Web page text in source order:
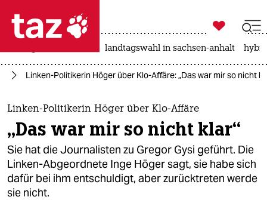
 taz zahl ich
taz zahl ich
themen
politik
öko
gesellschaft

taz zahl ich
landtagswahl in sachsen-anhalt
Linken-Politikerin Höger über Klo-Affäre: „Das war mir so nicht
Linken-Politikerin Höger über Klo-Affäre
„Das war mir so nicht klar“
Sie hat die Journalisten zu Gregor Gysi geführt. Die
Linken-Abgeordnete Inge Höger sagt, sie habe sich
dafür bei ihm entschuldigt, aber zurücktreten werde
sie nicht.